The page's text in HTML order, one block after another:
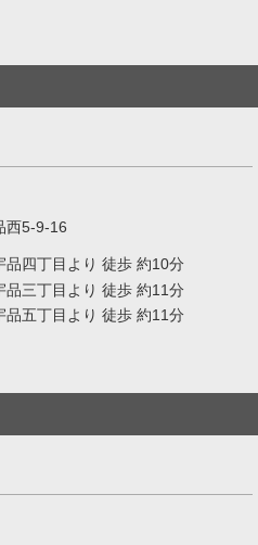
西5-9-16
品四丁目より 徒歩 約10分
品三丁目より 徒歩 約11分
品五丁目より 徒歩 約11分